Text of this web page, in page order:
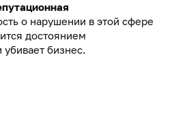
о нарушении в этой сфере
достоянием
бизнес.